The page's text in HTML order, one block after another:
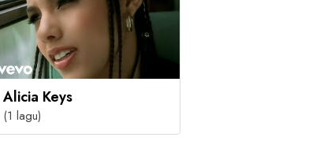
Alicia Keys
(1 lagu)